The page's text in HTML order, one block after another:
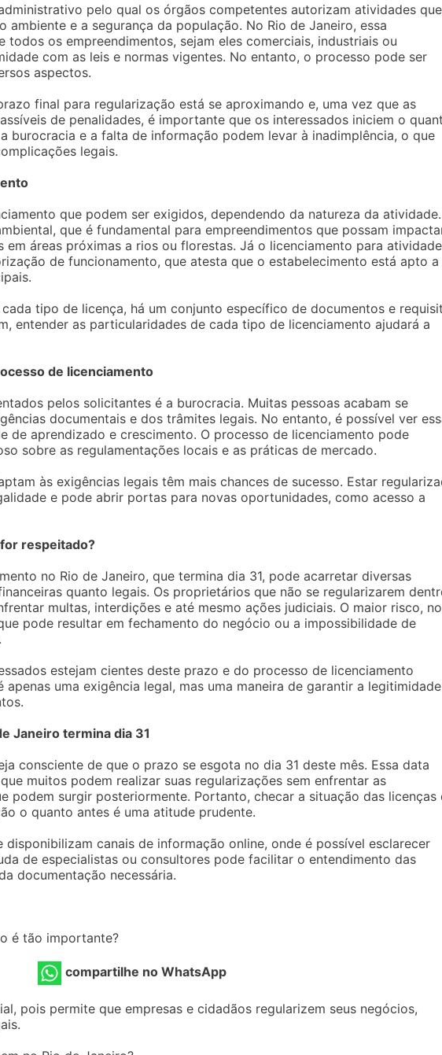
pelo qual os órgãos competentes autorizam atividades que
ambiente e a segurança da população. No Rio de Janeiro, essa
todos os empreendimentos, sejam eles comerciais, industriais ou
com as leis e normas vigentes. No entanto, o processo pode ser
aspectos.
final para regularização está se aproximando e, uma vez que as
de penalidades, é importante que os interessados iniciem o
burocracia e a falta de informação podem levar à inadimplência, o que
legais.
que podem ser exigidos, dependendo da natureza da atividade.
que é fundamental para empreendimentos que possam
em áreas próximas a rios ou florestas. Já o licenciamento para
de funcionamento, que atesta que o estabelecimento está apto a
tipo de licença, há um conjunto específico de documentos e
entender as particularidades de cada tipo de licenciamento ajudará a
de licenciamento
pelos solicitantes é a burocracia. Muitas pessoas acabam se
documentais e dos trâmites legais. No entanto, é possível ver
de aprendizado e crescimento. O processo de licenciamento pode
sobre as regulamentações locais e as práticas de mercado.
às exigências legais têm mais chances de sucesso. Estar
e pode abrir portas para novas oportunidades, como acesso a
respeitado?
no Rio de Janeiro, que termina dia 31, pode acarretar diversas
quanto legais. Os proprietários que não se regularizarem
multas, interdições e até mesmo ações judiciais. O maior risco, no
pode resultar em fechamento do negócio ou a impossibilidade de
estejam cientes deste prazo e do processo de licenciamento
uma exigência legal, mas uma maneira de garantir a
Janeiro termina dia 31
consciente de que o prazo se esgota no dia 31 deste mês. Essa data
muitos podem realizar suas regularizações sem enfrentar as
podem surgir posteriormente. Portanto, checar a situação das licenças
o quanto antes é uma atitude prudente.
disponibilizam canais de informação online, onde é possível esclarecer
de especialistas ou consultores pode facilitar o entendimento das
documentação necessária.
é tão importante?
compartilhe no WhatsApp
pois permite que empresas e cidadãos regularizem seus negócios,